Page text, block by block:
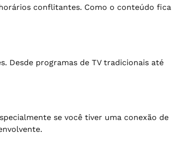
conflitantes. Como o conteúdo fica
Desde programas de TV tradicionais até
se você tiver uma conexão de